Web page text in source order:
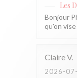
Les
Bonjour
qu'on
ClaireV
2026-